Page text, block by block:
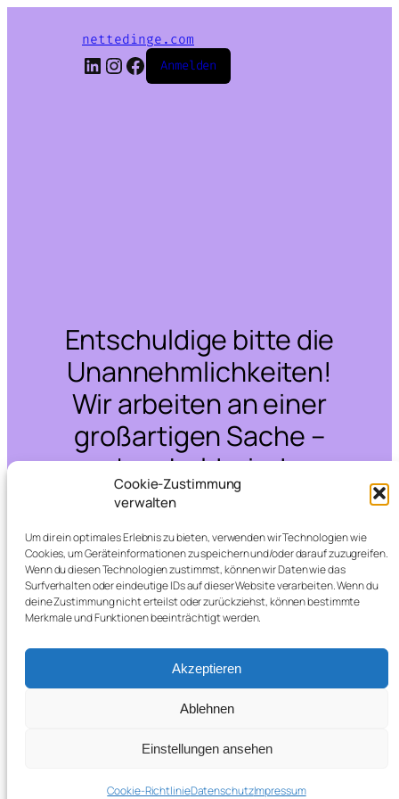
Cookie-Zustimmung
verwalten
Um dir ein optimales Erlebnis zu bieten, verwenden wir Technologien wie
Cookies, um Geräteinformationen zu speichern und/oder darauf zuzugreifen.
Wenn du diesen Technologien zustimmst, können wir Daten wie das
Surfverhalten oder eindeutige IDs auf dieser Website verarbeiten. Wenn du
deine Zustimmung nicht erteilst oder zurückziehst, können bestimmte
Merkmale und Funktionen beeinträchtigt werden.
Akzeptieren
Ablehnen
Einstellungen ansehen
Cookie-RichtlinieDatenschutzImpressum
nettedinge.com
LinkedIn
Instagram
Facebook
Anmelden
Entschuldige bitte die
Unannehmlichkeiten!
Wir arbeiten an einer
großartigen Sache –
schau bald wieder
vorbei!